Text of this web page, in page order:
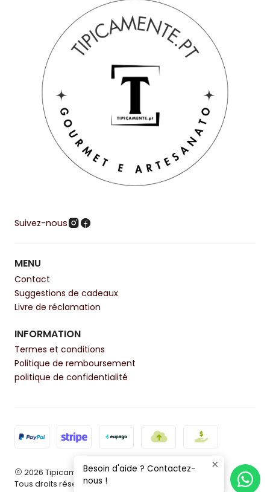
Suivez-nous
MENU
Contact
Suggestions de cadeaux
Livre de réclamation
INFORMATION
Termes et conditions
Politique de remboursement
politique de confidentialité
2026 Tipicamente.
Tous droits réservés.Propulsé par Jumpseller
Besoin d'aide ? Contactez-
nous !